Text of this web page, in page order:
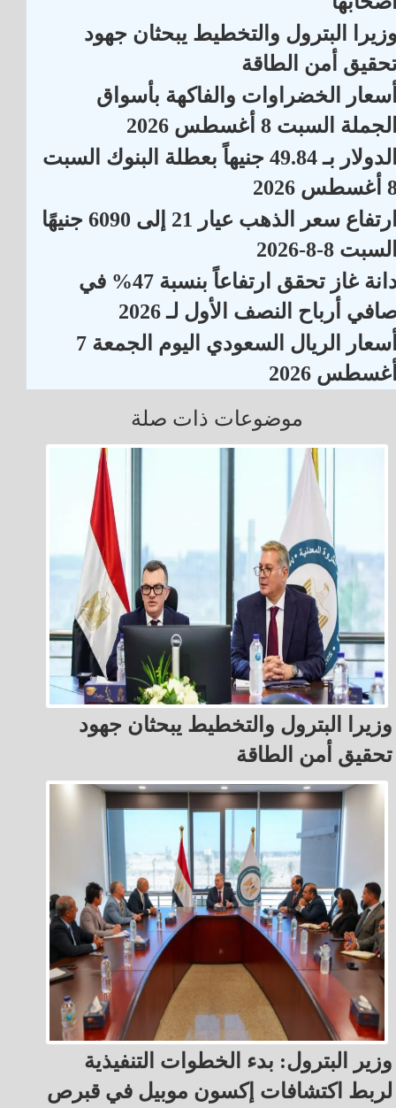
البترول والتخطيط يبحثان جهود
أمن الطاقة
الخضراوات والفاكهة بأسواق
السبت 8 أغسطس 2026
الدولار بـ 49.84 جنيهاً بعطلة البنوك السبت
2026
ارتفاع سعر الذهب عيار 21 إلى 6090 جنيهًا
8-8-2026
دانة غاز تحقق ارتفاعاً بنسبة 47% في
أرباح النصف الأول لـ 2026
أسعار الريال السعودي اليوم الجمعة 7
2026
موضوعات ذات صلة
وزيرا البترول والتخطيط يبحثان جهود
تحقيق أمن الطاقة
وزير البترول: بدء الخطوات التنفيذية
لربط اكتشافات إكسون موبيل في قبرص